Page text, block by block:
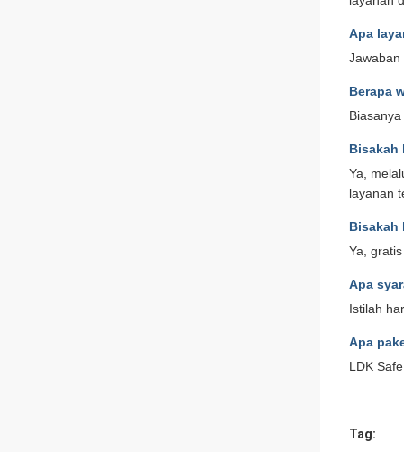
Apa
Jawaban
Berapa
Bisakah
Ya,
layanan
Bisakah
Ya,
Apa
Istilah
Apa
LDK
Tag: